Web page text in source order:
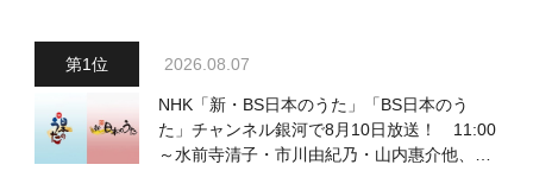
2026.08.07
NHK「新・BS日本のうた」「BS日本のう
た」チャンネル銀河で8月10日放送！ 11:00
～水前寺清子・市川由紀乃・山内惠介他、